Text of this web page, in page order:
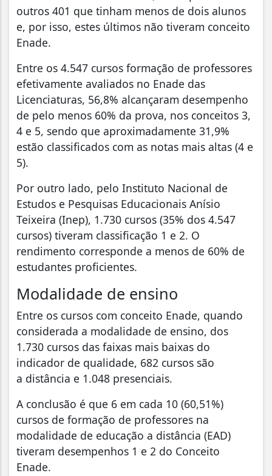
outros 401 que tinham menos de dois alunos
e, por isso, estes últimos não tiveram conceito
Enade.
Entre os 4.547 cursos formação de professores
efetivamente avaliados no Enade das
Licenciaturas, 56,8% alcançaram desempenho
de pelo menos 60% da prova, nos conceitos 3,
4 e 5, sendo que aproximadamente 31,9%
estão classificados com as notas mais altas (4 e
5).
Por outro lado, pelo Instituto Nacional de
Estudos e Pesquisas Educacionais Anísio
Teixeira (Inep), 1.730 cursos (35% dos 4.547
cursos) tiveram classificação 1 e 2. O
rendimento corresponde a menos de 60% de
estudantes proficientes.
Modalidade de ensino
Entre os cursos com conceito Enade, quando
considerada a modalidade de ensino, dos
1.730 cursos das faixas mais baixas do
indicador de qualidade, 682 cursos são
a distância e 1.048 presenciais.
A conclusão é que 6 em cada 10 (60,51%)
cursos de formação de professores na
modalidade de educação a distância (EAD)
tiveram desempenhos 1 e 2 do Conceito
Enade.